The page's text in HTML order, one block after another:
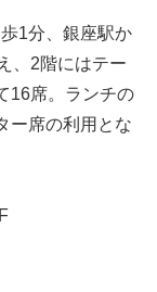
1分、銀座駅か
、2階にはテー
16席。ランチの
ー席の利用とな